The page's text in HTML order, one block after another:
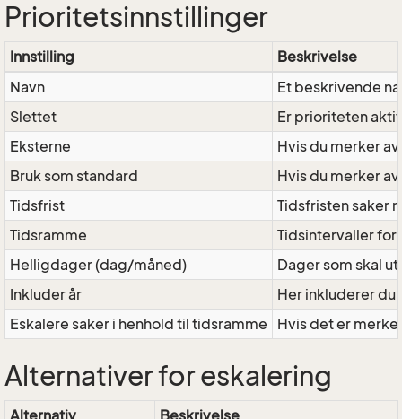
Prioritetsinnstillinger
Innstilling
Beskrivelse
Navn
Et beskrivende
Slettet
Er prioriteten
Eksterne
Hvis du merker
Bruk som standard
Hvis du merker
Tidsfrist
Tidsfristen saker
Tidsramme
Tidsintervaller for
Helligdager (dag/måned)
Dager som skal
Inkluder år
Her inkluderer
Eskalere saker i henhold til tidsramme
Hvis det er
Alternativer for eskalering
Alternativ Beskrivelse